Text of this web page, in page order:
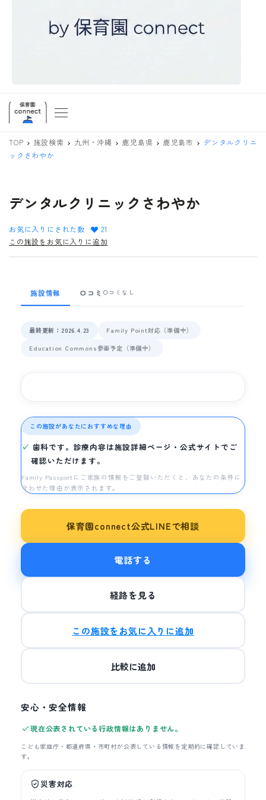
TOP 施設検索 九州・沖縄 鹿児島県 鹿児島市
デンタルクリニ
ックさわやか
デンタルクリニックさわやか
お気に入りにされた数
21
この施設をお気に入りに追加
施設情報 口コミ 口コミなし
最終更新：2026.4.23
Family Point対応（準備中）
Education Commons参画予定（準備中）
この施設があなたにおすすめな理由
歯科です。診療内容は施設詳細ページ・公式サイトでご
確認いただけます。
Family Passportにご家族の情報をご登録いただくと、あなたの条件に
合わせた理由が表示されます。
保育園connect公式LINEで相談
電話する
経路を見る
この施設をお気に入りに追加
比較に追加
安心・安全情報
現在公表されている行政情報はありません。
こども家庭庁・都道府県・市町村が公表している情報を定期的に確認していま
す。
災害対応